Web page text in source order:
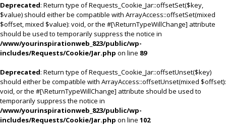
Deprecated: Return type of Requests_Cookie_Jar::offsetSet($key,
$value) should either be compatible with ArrayAccess::offsetSet(mixed
$offset, mixed $value): void, or the #[\ReturnTypeWillChange] attribute
should be used to temporarily suppress the notice in
/www/yourinspirationweb_823/public/wp-
includes/Requests/Cookie/Jar.php on line 89
Deprecated: Return type of Requests_Cookie_Jar::offsetUnset($key)
should either be compatible with ArrayAccess::offsetUnset(mixed $offset):
void, or the #[\ReturnTypeWillChange] attribute should be used to
temporarily suppress the notice in
/www/yourinspirationweb_823/public/wp-
includes/Requests/Cookie/Jar.php on line 102